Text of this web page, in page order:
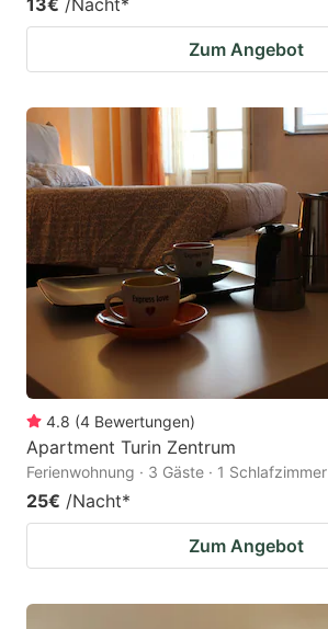
Zum Angebot
4.8 (4 Bewertungen)
Apartment Turin Zentrum
Ferienwohnung · 3 Gäste · 1 Schlafzimmer
25€ /Nacht*
Zum Angebot